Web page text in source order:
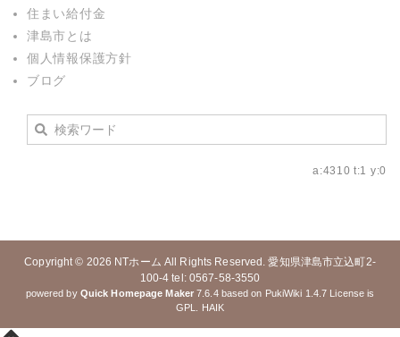
住まい給付金
津島市とは
個人情報保護方針
ブログ
a:4310 t:1 y:0
Copyright © 2026 NTホーム All Rights Reserved. 愛知県津島市立込町2-
100-4 tel: 0567-58-3550
powered by Quick Homepage Maker7.6.4 based on PukiWiki 1.4.7 License is
GPL.
HAIK